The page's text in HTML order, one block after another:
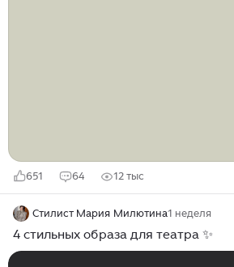
651 64 12 тыс
Стилист Мария Милютина1 неделя
4 стильных образа для театра ✨